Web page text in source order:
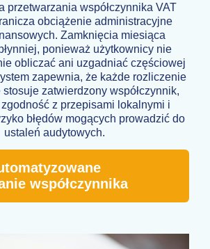
przetwarzania współczynnika VAT
obciążenie administracyjne
Zamknięcia miesiąca
ponieważ użytkownicy nie
obliczać ani uzgadniać częściowej
zapewnia, że każde rozliczenie
zatwierdzony współczynnik,
z przepisami lokalnymi i
błędów mogących prowadzić do
ustaleń audytowych.
współczynnika